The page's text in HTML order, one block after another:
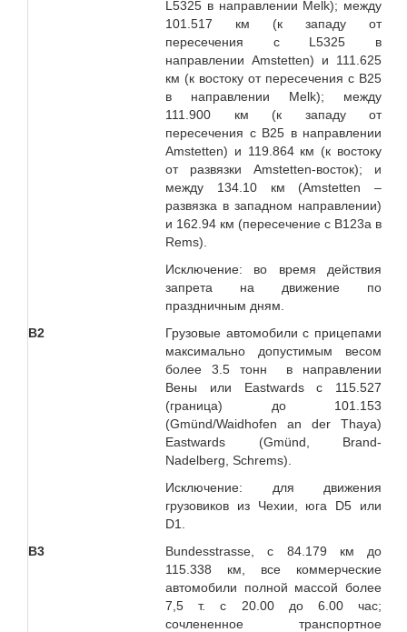
L5325 в направлении Melk); между
101.517 км (к западу от
пересечения с L5325 в
направлении Amstetten) и 111.625
км (к востоку от пересечения с B25
в направлении Melk); между
111.900 км (к западу от
пересечения с B25 в направлении
Amstetten) и 119.864 км (к востоку
от развязки Amstetten-восток); и
между 134.10 км (Amstetten –
развязка в западном направлении)
и 162.94 км (пересечение с B123a в
Rems).
Исключение: во время действия
запрета на движение по
праздничным дням.
В2
Грузовые автомобили с прицепами
максимально допустимым весом
более 3.5 тонн в направлении
Вены или Eastwards c 115.527
(граница) до 101.153
(Gmünd/Waidhofen an der Thaya)
Eastwards (Gmünd, Brand-
Nadelberg, Schrems).
Исключение: для движения
грузовиков из Чехии, юга D5 или
D1.
B3
Bundesstrasse, с 84.179 км до
115.338 км, все коммерческие
автомобили полной массой более
7,5 т. с 20.00 до 6.00 час;
сочлененное транспортное